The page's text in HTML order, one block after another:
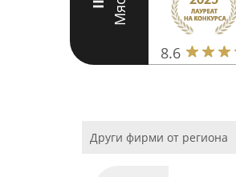
II
8.6
Други фирми от региона